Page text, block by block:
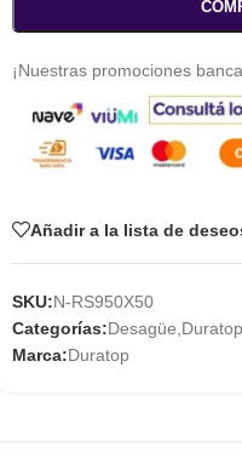
¡Nuestras promociones
Añadir a la lista de
SKU:N-RS950X50
Categorías:Desagüe,
Marca:Duratop